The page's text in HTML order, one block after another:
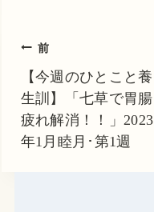
投
稿
ナ
ビ
ゲ
前
【今週のひとこと養
生訓】「七草で胃腸
疲れ解消！！」2023
年1月睦月･第1週